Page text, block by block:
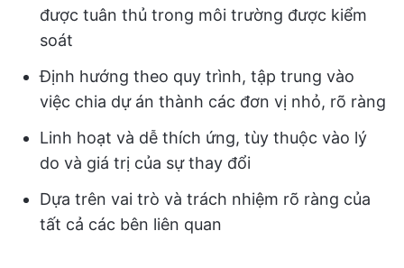
được tuân thủ trong môi trường được kiểm
soát
Định hướng theo quy trình, tập trung vào
việc chia dự án thành các đơn vị nhỏ, rõ ràng
Linh hoạt và dễ thích ứng, tùy thuộc vào lý
do và giá trị của sự thay đổi
Dựa trên vai trò và trách nhiệm rõ ràng của
tất cả các bên liên quan